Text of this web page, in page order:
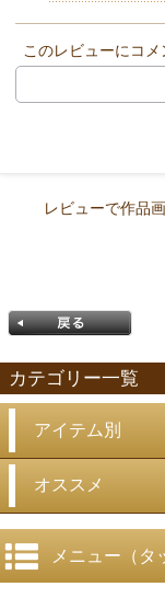
このレビューにコメ
レビューで作品
カテゴリー一覧
アイテム別
オススメ
メニュー（タ